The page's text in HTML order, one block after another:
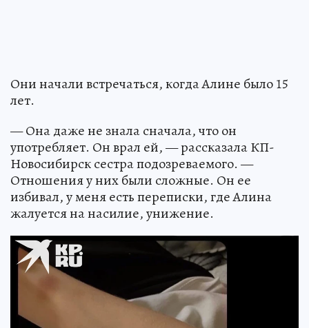
Они начали встречаться, когда Алине было 15
лет.
— Она даже не знала сначала, что он
употребляет. Он врал ей, — рассказала КП-
Новосибирск сестра подозреваемого. —
Отношения у них были сложные. Он ее
избивал, у меня есть переписки, где Алина
жалуется на насилие, унижение.